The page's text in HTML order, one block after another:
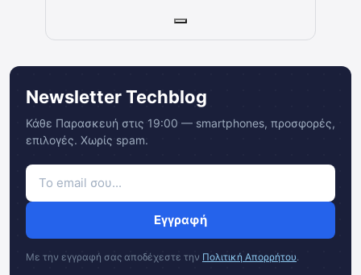
Newsletter Techblog
Κάθε Παρασκευή στις 19:00 — smartphones, προσφορές,
επιλογές. Χωρίς spam.
Εγγραφή
Με την εγγραφή σας αποδέχεστε την Πολιτική Απορρήτου.